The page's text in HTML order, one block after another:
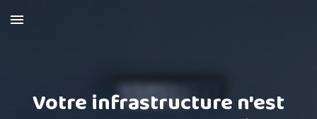
Skip to main content
Votre infrastructure n'est